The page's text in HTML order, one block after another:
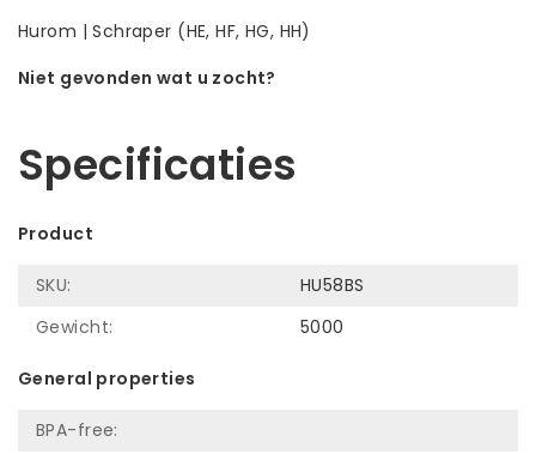
Hurom | Schraper (HE, HF, HG, HH)
Niet gevonden wat u zocht?
Specificaties
Product
SKU:
HU58BS
Gewicht:
5000
General properties
BPA-free: